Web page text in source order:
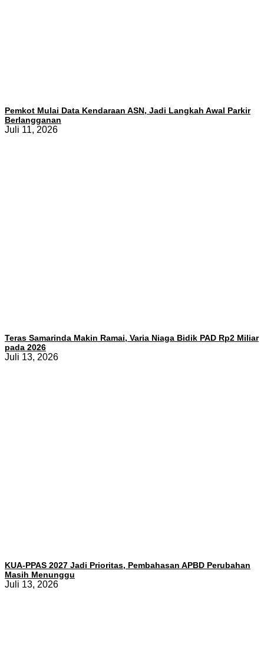
Pemkot Mulai Data Kendaraan ASN, Jadi Langkah Awal Parkir
Berlangganan
Juli 11, 2026
Teras Samarinda Makin Ramai, Varia Niaga Bidik PAD Rp2 Miliar
pada 2026
Juli 13, 2026
KUA-PPAS 2027 Jadi Prioritas, Pembahasan APBD Perubahan
Masih Menunggu
Juli 13, 2026